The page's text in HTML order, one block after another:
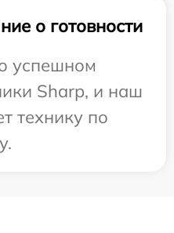
о готовности
успешном
Sharp, и наш
технику по